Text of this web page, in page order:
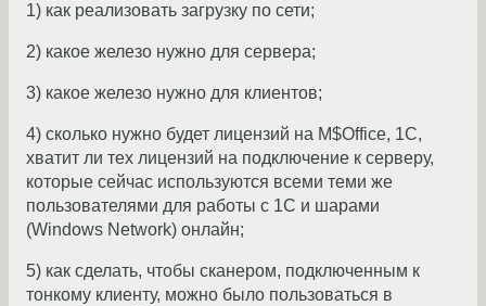
1) как реализовать загрузку по сети;
2) какое железо нужно для сервера;
3) какое железо нужно для клиентов;
4) сколько нужно будет лицензий на M$Office, 1C,
хватит ли тех лицензий на подключение к серверу,
которые сейчас используются всеми теми же
пользователями для работы с 1C и шарами
(Windows Network) онлайн;
5) как сделать, чтобы сканером, подключенным к
тонкому клиенту, можно было пользоваться в